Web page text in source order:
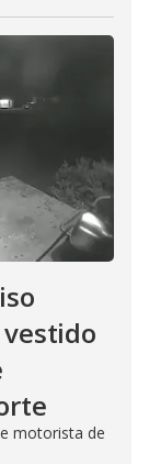
motorista de